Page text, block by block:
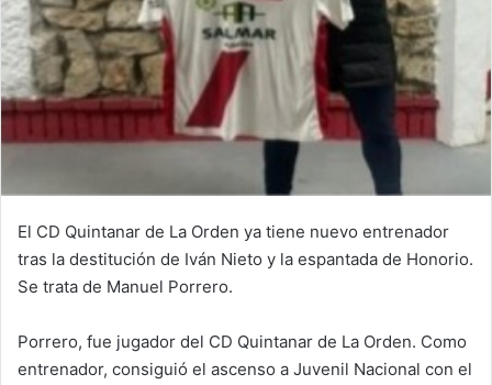
El CD Quintanar de La Orden ya tiene nuevo entrenador
tras la destitución de Iván Nieto y la espantada de Honorio.
Se trata de Manuel Porrero.
Porrero, fue jugador del CD Quintanar de La Orden. Como
entrenador, consiguió el ascenso a Juvenil Nacional con el